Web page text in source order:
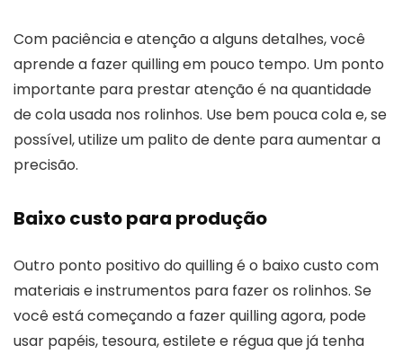
Com paciência e atenção a alguns detalhes, você
aprende a fazer quilling em pouco tempo. Um ponto
importante para prestar atenção é na quantidade
de cola usada nos rolinhos. Use bem pouca cola e, se
possível, utilize um palito de dente para aumentar a
precisão.
Baixo custo para produção
Outro ponto positivo do quilling é o baixo custo com
materiais e instrumentos para fazer os rolinhos. Se
você está começando a fazer quilling agora, pode
usar papéis, tesoura, estilete e régua que já tenha